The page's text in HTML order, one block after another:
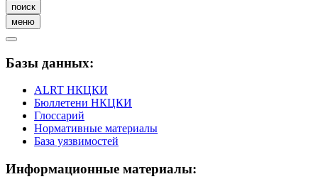
поиск
меню
Базы данных:
ALRT НКЦКИ
Бюллетени НКЦКИ
Глоссарий
Нормативные материалы
База уязвимостей
Информационные материалы: